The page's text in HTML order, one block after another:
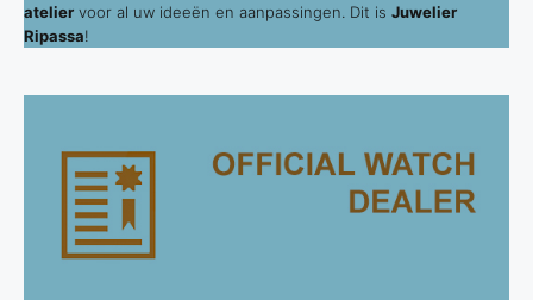
atelier voor al uw ideeën en aanpassingen. Dit is Juwelier
Ripassa!